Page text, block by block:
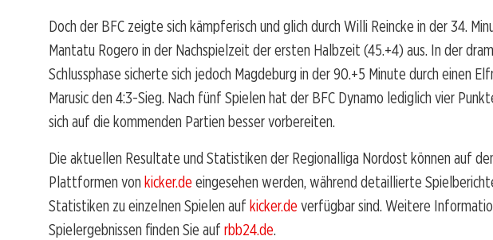
Doch der BFC zeigte sich kämpferisch und glich durch Willi Reincke in der 34.
Mantatu Rogero in der Nachspielzeit der ersten Halbzeit (45.+4) aus. In der
Schlussphase sicherte sich jedoch Magdeburg in der 90.+5 Minute durch einen
Marusic den 4:3-Sieg. Nach fünf Spielen hat der BFC Dynamo lediglich vier
sich auf die kommenden Partien besser vorbereiten.
Die aktuellen Resultate und Statistiken der Regionalliga Nordost können auf
Plattformen von kicker.de eingesehen werden, während detaillierte
Statistiken zu einzelnen Spielen auf kicker.de verfügbar sind. Weitere
Spielergebnissen finden Sie auf rbb24.de.